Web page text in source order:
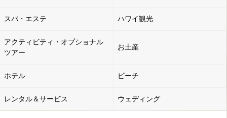
スパ・エステ ハワイ観光
アクティビティ・オプショナル
ツアー
お土産
ホテル ビーチ
レンタル＆サービス ウェディング